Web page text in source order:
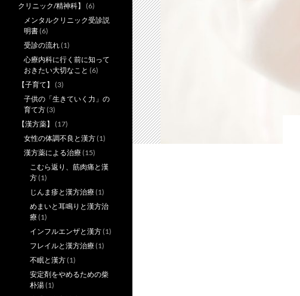
クリニック/精神科】
(6)
メンタルクリニック受診説
明書(6)
受診の流れ(1)
心療内科に行く前に知って
おきたい大切なこと (6)
【子育て】
(3)
子供の「生きていく力」の
育て方(3)
【漢方薬】
(17)
女性の体調不良と漢方(1)
漢方薬による治療(15)
こむら返り、筋肉痛と漢
方(1)
じんま疹と漢方治療(1)
めまいと耳鳴りと漢方治
療(1)
インフルエンザと漢方(1)
フレイルと漢方治療(1)
不眠と漢方(1)
安定剤をやめるための柴
朴湯(1)